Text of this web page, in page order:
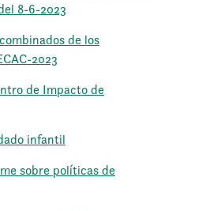
8-6-2023
de los
2023
de Impacto de
infantil
sobre políticas de